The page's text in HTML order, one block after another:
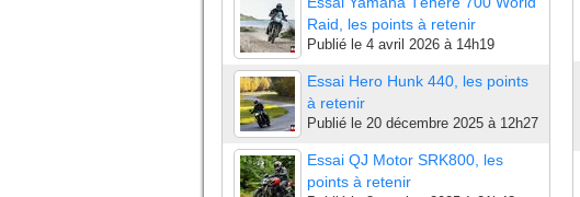
Raid, les points à retenir
Publié le 4 avril 2026 à 14h19
Essai Hero Hunk 440, les points
à retenir
Publié le 20 décembre 2025 à 12h27
Essai QJ Motor SRK800, les
points à retenir